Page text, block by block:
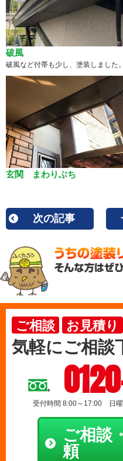
破風
破風など付帯も少し、塗装しました。
玄関 まわりぶち
次の記事
ご相談 お見積り
気軽にご相談
受付時間 8:00～17:00 日
ご相談
頼